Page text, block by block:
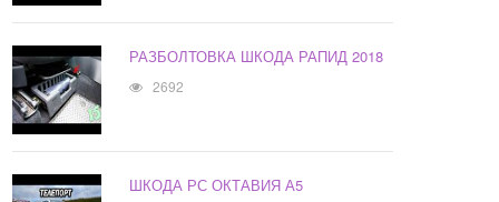
РАЗБОЛТОВКА ШКОДА РАПИД 2018
2692
ШКОДА РС ОКТАВИЯ А5